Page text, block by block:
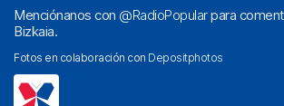
Menciónanos con @RadioPopularpara
Bizkaia.
Fotos en colaboración con Depositphotos